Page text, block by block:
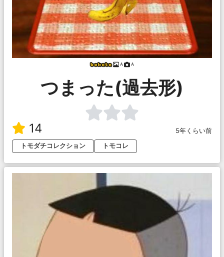
Ａ Ａ
つまった(過去形)
14
5年くらい前
トモダチコレクション
トモコレ